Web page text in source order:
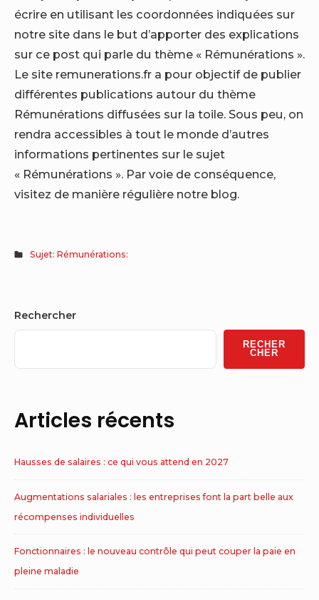
écrire en utilisant les coordonnées indiquées sur
notre site dans le but d’apporter des explications
sur ce post qui parle du thème « Rémunérations ».
Le site remunerations.fr a pour objectif de publier
différentes publications autour du thème
Rémunérations diffusées sur la toile. Sous peu, on
rendra accessibles à tout le monde d’autres
informations pertinentes sur le sujet
« Rémunérations ». Par voie de conséquence,
visitez de manière régulière notre blog.
Sujet: Rémunérations:
Sidebar
Widget
Area
Rechercher
RECHER
CHER
Articles récents
Hausses de salaires : ce qui vous attend en 2027
Augmentations salariales : les entreprises font la part belle aux
récompenses individuelles
Fonctionnaires : le nouveau contrôle qui peut couper la paie en
pleine maladie